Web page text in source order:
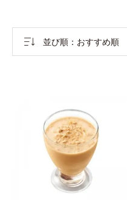
並び順 おすすめ順